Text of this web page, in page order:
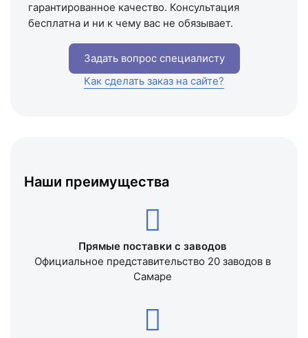
Наши преимущества
Прямые поставки с заводов
Официальное представительство 20 заводов в
Самаре
гарантированное качество. Консультация
бесплатна и ни к чему вас не обязывает.
Задать вопрос специалисту
Как сделать заказ на сайте?